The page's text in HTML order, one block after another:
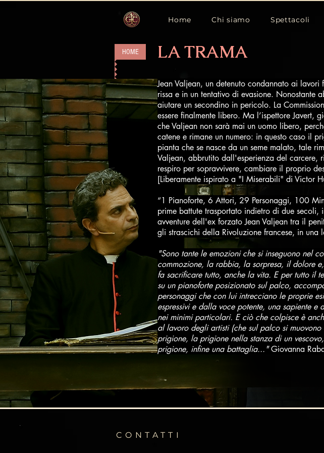
Home Chi siamo Spettacoli
HOME LA TRAMA
Jean Valjean, un detenuto condannato ai
rissa e in un tentativo di evasione.
aiutare un secondino in pericolo. La
essere finalmente libero. Ma l’ispettore Javert,
che Valjean non sarà mai un uomo libero,
catene e rimane un numero: in questo caso il
pianta che se nasce da un seme malato, tale
Valjean, abbrutito dall'esperienza del
respiro per sopravvivere, cambiare il proprio
[Liberamente ispirato a "I Miserabili" di Victor
“1 Pianoforte, 6 Attori, 29 Personaggi, 100
prime battute trasportato indietro di due secoli,
avventure dell'ex forzato Jean Valjean tra il
gli strascichi della Rivoluzione francese, in
"Sono tante le emozioni che si inseguono nel
commozione, la rabbia, la sorpresa, il dolore
fa sacrificare tutto, anche la vita. E per tutto il
su un pianoforte posizionato sul palco,
personaggi che con lui intrecciano le proprie
espressivi e dalla voce potente, una sapiente
nei minimi particolari. E ciò che colpisce è
al lavoro degli artisti (che sul palco si
prigione, la prigione nella stanza di un
prigione, infine una battaglia..."Giovanna
CONTATTI